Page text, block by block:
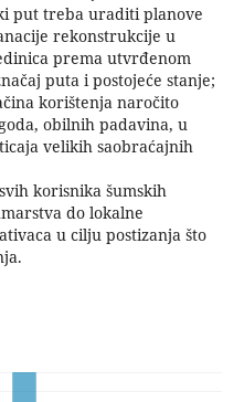
put treba uraditi planove
rekonstrukcije u
prema utvrđenom
puta i postojeće stanje;
korištenja naročito
obilnih padavina, u
velikih saobraćajnih
korisnika šumskih
do lokalne
u cilju postizanja što